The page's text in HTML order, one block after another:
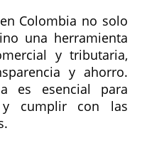
Colombia no solo
una herramienta
y tributaria,
y ahorro.
es esencial para
y cumplir con las